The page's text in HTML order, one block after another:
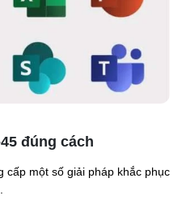
đúng cách
cấp một số giải pháp khắc phục